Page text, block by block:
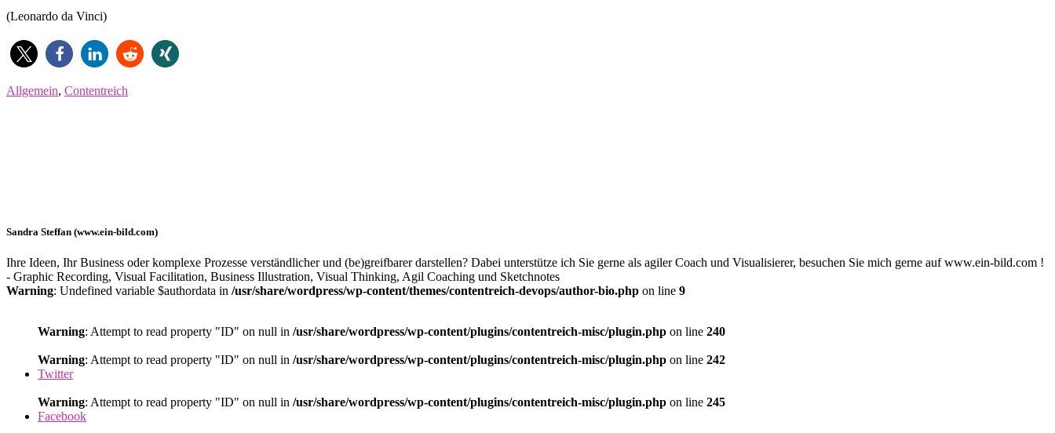
(Leonardo da Vinci)
Allgemein, Contentreich
Sandra Steffan (www.ein-bild.com)
Ihre Ideen, Ihr Business oder komplexe Prozesse verständlicher und (be)greifbarer darstellen? Dabei unterstütze ich Sie gerne als agiler Coach und Visualisierer, besuchen Sie mich gerne auf www.ein-bild.com !
- Graphic Recording, Visual Facilitation, Business Illustration, Visual Thinking, Agil Coaching und Sketchnotes
Warning: Undefined variable $authordata in /usr/share/wordpress/wp-content/themes/contentreich-devops/author-bio.php on line 9
Warning: Attempt to read property "ID" on null in /usr/share/wordpress/wp-content/plugins/contentreich-misc/plugin.php on line 240
Warning: Attempt to read property "ID" on null in /usr/share/wordpress/wp-content/plugins/contentreich-misc/plugin.php on line 242
Twitter
Warning: Attempt to read property "ID" on null in /usr/share/wordpress/wp-content/plugins/contentreich-misc/plugin.php on line 245
Facebook